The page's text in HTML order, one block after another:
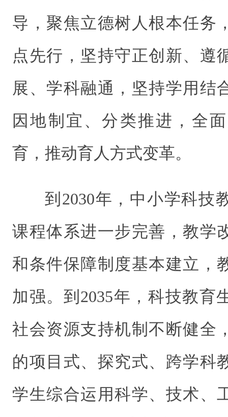
导，聚焦立德树人根本任务
点先行，坚持守正创新、遵
展、学科融通，坚持学用结
因地制宜、分类推进，全
育，推动育人方式变革。
到2030年，中小学科技
课程体系进一步完善，教学
和条件保障制度基本建立，
加强。到2035年，科技教育
社会资源支持机制不断健全
的项目式、探究式、跨学科
学生综合运用科学、技术、